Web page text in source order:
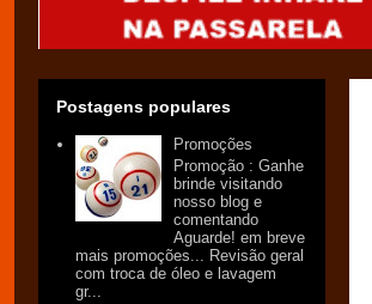
Postagens populares
Promoções
Promoção : Ganhe
brinde visitando
nosso blog e
comentando
Aguarde! em breve
mais promoções... Revisão geral
com troca de óleo e lavagem
gr...